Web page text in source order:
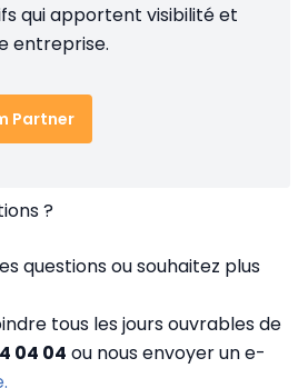
qui apportent visibilité et
entreprise.
Partner
?
questions ou souhaitez plus
tous les jours ouvrables de
04 04 ou nous envoyer un e-